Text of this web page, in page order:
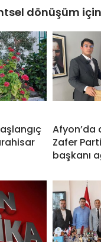
dönüşüm
Afyon’da
Zafer
başkanı